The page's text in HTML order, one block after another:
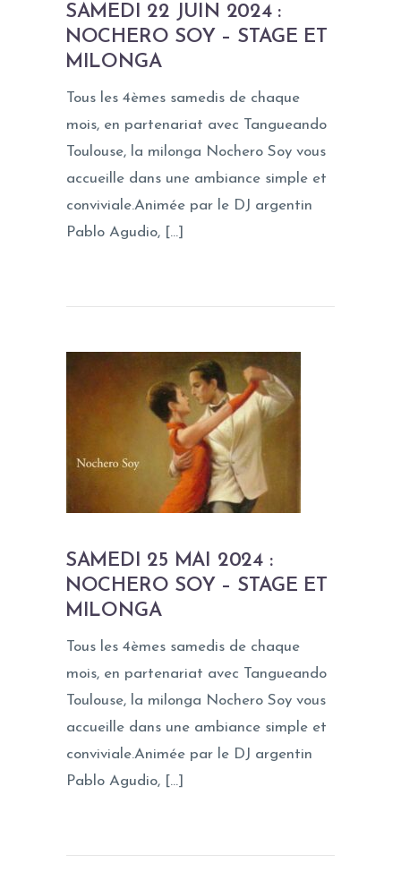
SAMEDI 22 JUIN 2024 :
NOCHERO SOY – STAGE ET
MILONGA
Tous les 4èmes samedis de chaque
mois, en partenariat avec Tangueando
Toulouse, la milonga Nochero Soy vous
accueille dans une ambiance simple et
conviviale.Animée par le DJ argentin
Pablo Agudio, […]
SAMEDI 25 MAI 2024 :
NOCHERO SOY – STAGE ET
MILONGA
Tous les 4èmes samedis de chaque
mois, en partenariat avec Tangueando
Toulouse, la milonga Nochero Soy vous
accueille dans une ambiance simple et
conviviale.Animée par le DJ argentin
Pablo Agudio, […]